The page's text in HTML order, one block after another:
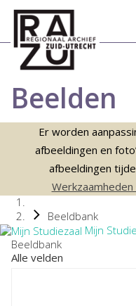
Beelden
Er worden
afbeeldingen en
afbeeldingen
Beeldbank
Mijn
Beeldbank
Alle velden